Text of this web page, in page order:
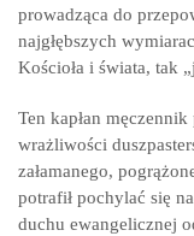
prowadząca do
najgłębszych
Kościoła i świata, tak
Ten kapłan
wrażliwości
załamanego,
potrafił pochylać się
duchu ewangelicznej